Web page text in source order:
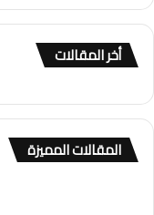
أخر المقالات
المقالات المميزة